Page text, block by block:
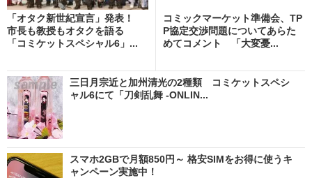
「オタク新世紀宣言」発表！
市長も教授もオタクを語る
「コミケットスペシャル6」...
コミックマーケット準備会、TP
P協定交渉問題についてあらた
めてコメント 「大変憂...
三日月宗近と加州清光の2種類 コミケットスペシ
ャル6にて「刀剣乱舞 -ONLIN...
スマホ2GBで月額850円～ 格安SIMをお得に使うキ
ャンペーン実施中！